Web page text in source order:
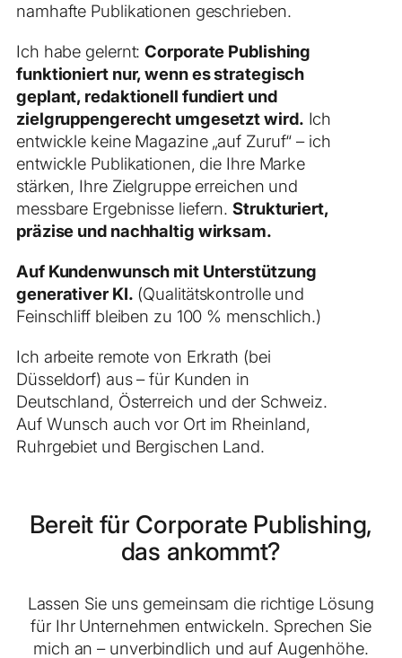
namhafte Publikationen geschrieben.
Ich habe gelernt:Corporate Publishing
funktioniert nur, wenn es strategisch
geplant, redaktionell fundiert und
zielgruppengerecht umgesetzt wird. Ich
entwickle keine Magazine „auf Zuruf“ – ich
entwickle Publikationen, die Ihre Marke
stärken, Ihre Zielgruppe erreichen und
messbare Ergebnisse liefern.Strukturiert,
präzise und nachhaltig wirksam.
Auf Kundenwunsch mit Unterstützung
generativer KI. (Qualitätskontrolle und
Feinschliff bleiben zu 100 % menschlich.)
Ich arbeite remote von Erkrath (bei
Düsseldorf) aus – für Kunden in
Deutschland, Österreich und der Schweiz.
Auf Wunsch auch vor Ort im Rheinland,
Ruhrgebiet und Bergischen Land.
Bereit für Corporate Publishing,
das ankommt?
Lassen Sie uns gemeinsam die richtige Lösung
für Ihr Unternehmen entwickeln. Sprechen Sie
mich an – unverbindlich und auf Augenhöhe.